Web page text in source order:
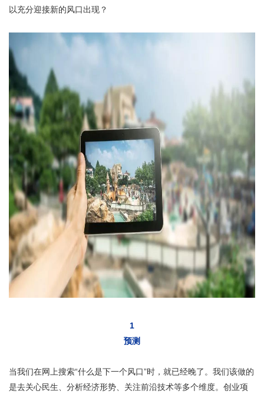
以充分迎接新的风口出现？
1
预测
当我们在网上搜索“什么是下一个风口”时，就已经晚了。我们该做的
是去关心民生、分析经济形势、关注前沿技术等多个维度。创业项